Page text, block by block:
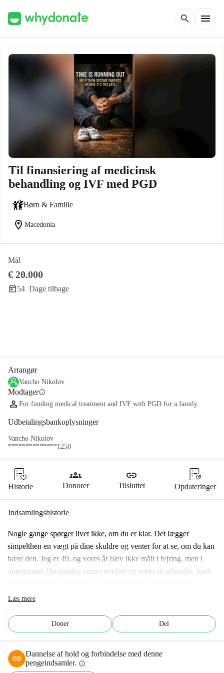
search menu
Til finansiering af medicinsk
behandling og IVF med PGD
Børn & Familie
location_on Macedonia
Mål
€ 20.000
54 Dage tilbage
Arrangør
Vancho Nikolov
Modtagerinfo
For funding medical treatment and IVF with PGD for a family.
Udbetalingsbankoplysninger
Vancho Nikolov
**************1250
Historie
groups
Donorer
link
Tilsluttet Opdateringer
Indsamlingshistorie
Nogle gange spørger livet ikke, om du er klar. Det lægger
simpelthen en vægt på dine skuldre og venter for at se, om du kan
bære den. Jeg er 49, og vores år blev ikke målt i fejring, men i
operationer. Hospitaler, venteværelser og rejser til udlandet, fordi
hjemme. Hver procedure bragte håb og endnu et økonomisk sår.
Institutionerne forblev tavse. Det kunne vi ikke. Midt i den kamp
nægtede en drøm at falme: at få et barn. På grund af de genetiske
præimplantations genetisk diagnose (PGD). En behandling, der
ikke er tilgængelig i Makedonien. Hver forsøg betød endnu en
Læs mere
Doner Del
Dannelse af hold og forbindelse med denne
pengeindsamler. info